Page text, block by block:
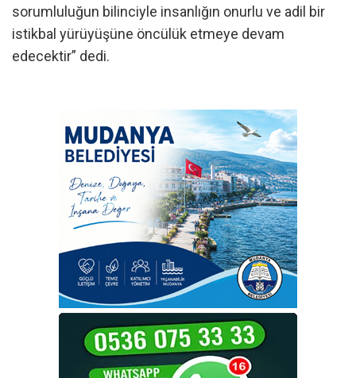
sorumluluğun bilinciyle insanlığın onurlu ve adil bir
istikbal yürüyüşüne öncülük etmeye devam
edecektir” dedi.